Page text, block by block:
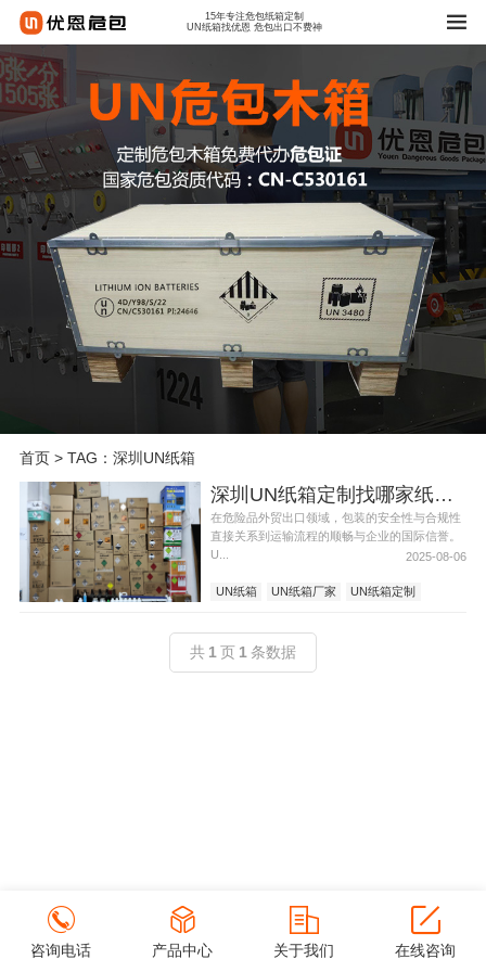
15年专注危包纸箱定制
UN纸箱找优恩 危包出口不费神
首页> TAG：深圳UN纸箱
深圳UN纸箱定制找哪家纸箱厂好
在危险品外贸出口领域，包装的安全性与合规性
直接关系到运输流程的顺畅与企业的国际信誉。
U...
2025-08-06
UN纸箱 UN纸箱厂家
UN纸箱定制
共 1 页 1 条数据
咨询电话 产品中心 关于我们 在线咨询